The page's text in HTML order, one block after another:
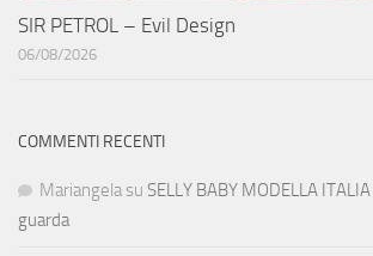
SIR PETROL – Evil Design
06/08/2026
COMMENTI RECENTI
Mariangela su SELLY BABY MODELLA
guarda